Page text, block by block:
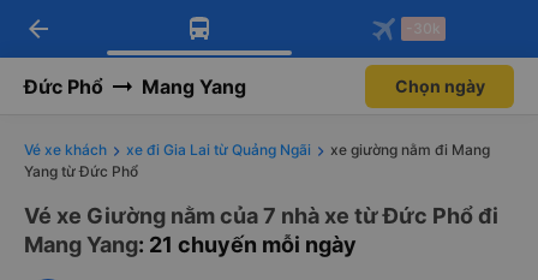
Tải app Vexere ngay!
Nhận ưu đãi thành viên độc
Mở app
Tải app Vexere
-30k/ghế khi đặt vé máy bay qua
Mở app
arrow_back -30k
Đức Phổ Mang Yang Chọn ngày
Vé xe khách xe đi Gia Lai từ Quảng Ngãi
xe giường nằm đi Mang
Yang từ Đức Phổ
Vé xe Giường nằm của 7 nhà xe từ Đức Phổ đi
Mang Yang: 21 chuyến mỗi ngày